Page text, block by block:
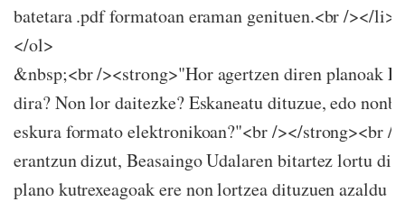
batetara .pdf formatoan eraman genituen.<br /></li>
</ol>
&nbsp;<br /><strong>"Hor agertzen diren planoak
dira? Non lor daitezke? Eskaneatu dituzue, edo
eskura formato elektronikoan?"<br /></strong><br /
erantzun dizut, Beasaingo Udalaren bitartez lortu
plano kutrexeagoak ere non lortzea dituzuen azaldu